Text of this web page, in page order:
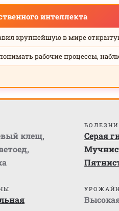
интеллекта
крупнейшую в мире
рабочие процессы,
клещ,
,
БОЛЕЗНИ
Серая